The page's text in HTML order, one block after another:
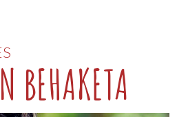
BEHAKETA